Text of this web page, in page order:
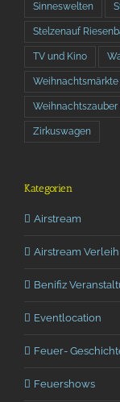
Sinneswelten
Stelzenauf
TV und Kino
Weihnachtsmärkte
Weihnachtszauber
Zirkuswagen
Kategorien
Airstream
Airstream Verleih
Benifiz
Eventlocation
Feuer-
Feuershows